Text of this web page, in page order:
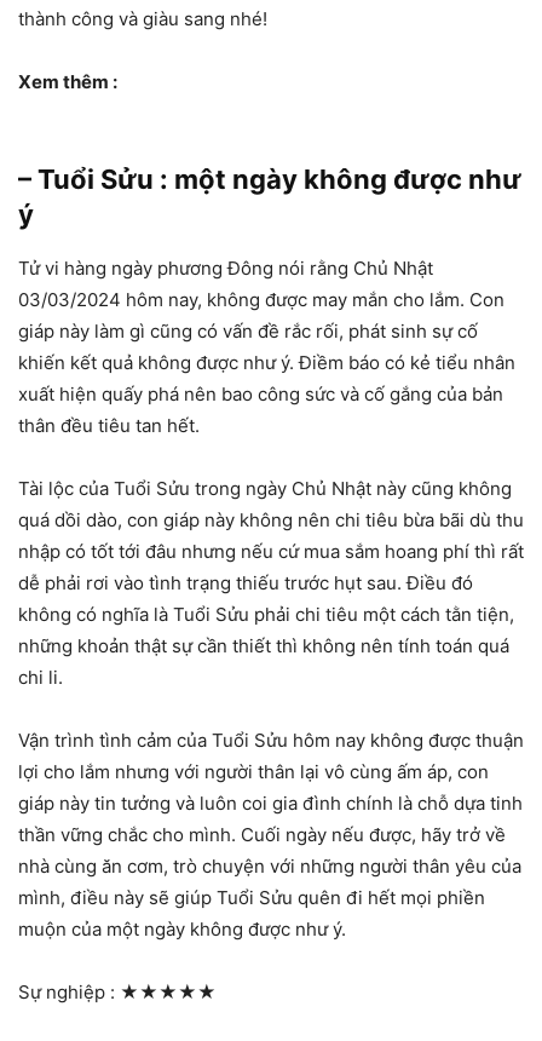
thành công và giàu sang nhé!
Xem thêm :
– Tuổi Sửu : một ngày không được như
ý
Tử vi hàng ngày phương Đông nói rằng Chủ Nhật
03/03/2024 hôm nay, không được may mắn cho lắm. Con
giáp này làm gì cũng có vấn đề rắc rối, phát sinh sự cố
khiến kết quả không được như ý. Điềm báo có kẻ tiểu nhân
xuất hiện quấy phá nên bao công sức và cố gắng của bản
thân đều tiêu tan hết.
Tài lộc của Tuổi Sửu trong ngày Chủ Nhật này cũng không
quá dồi dào, con giáp này không nên chi tiêu bừa bãi dù thu
nhập có tốt tới đâu nhưng nếu cứ mua sắm hoang phí thì rất
dễ phải rơi vào tình trạng thiếu trước hụt sau. Điều đó
không có nghĩa là Tuổi Sửu phải chi tiêu một cách tằn tiện,
những khoản thật sự cần thiết thì không nên tính toán quá
chi li.
Vận trình tình cảm của Tuổi Sửu hôm nay không được thuận
lợi cho lắm nhưng với người thân lại vô cùng ấm áp, con
giáp này tin tưởng và luôn coi gia đình chính là chỗ dựa tinh
thần vững chắc cho mình. Cuối ngày nếu được, hãy trở về
nhà cùng ăn cơm, trò chuyện với những người thân yêu của
mình, điều này sẽ giúp Tuổi Sửu quên đi hết mọi phiền
muộn của một ngày không được như ý.
Sự nghiệp : ★★★★★